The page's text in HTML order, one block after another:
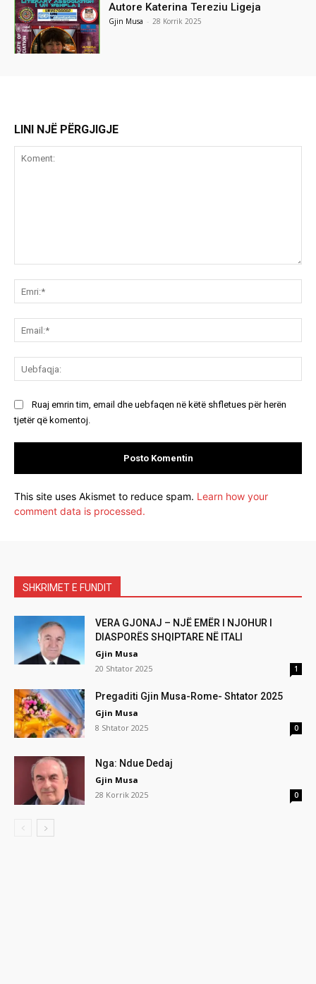
Autore Katerina Tereziu Ligeja
Gjin Musa - 28 Korrik 2025
LINI NJË PËRGJIGJE
Ruaj emrin tim, email dhe uebfaqen në këtë shfletues për herën
tjetër që komentoj.
This site uses Akismet to reduce spam. Learn how your
comment data is processed.
SHKRIMET E FUNDIT
VERA GJONAJ – NJË EMËR I NJOHUR I
DIASPORËS SHQIPTARE NË ITALI
Gjin Musa
20 Shtator 2025
1
Pregaditi Gjin Musa-Rome- Shtator 2025
Gjin Musa
8 Shtator 2025
0
Nga: Ndue Dedaj
Gjin Musa
28 Korrik 2025
0